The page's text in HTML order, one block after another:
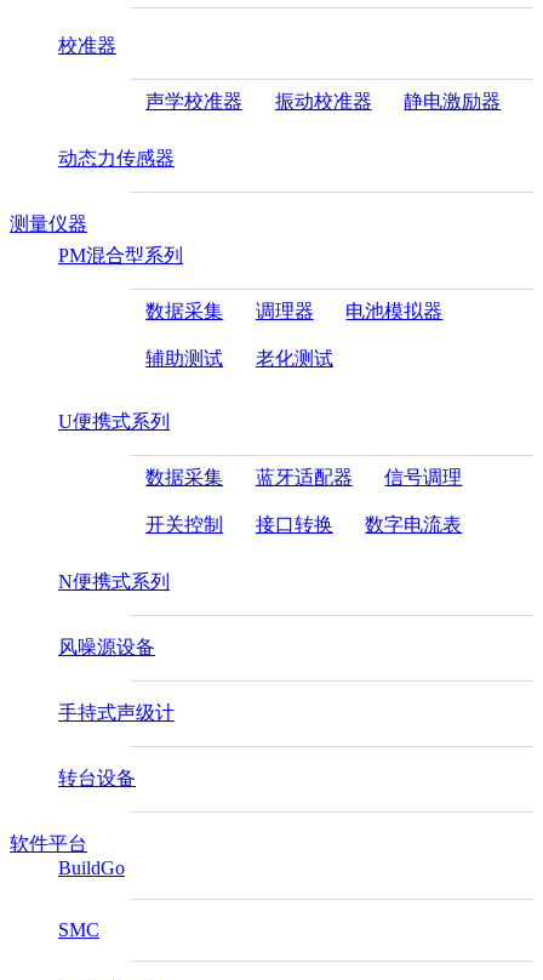
校准器
声学校准器 振动校准器 静电激励器
动态力传感器
测量仪器
PM混合型系列
数据采集 调理器 电池模拟器
辅助测试 老化测试
U便携式系列
数据采集 蓝牙适配器 信号调理
开关控制 接口转换 数字电流表
N便携式系列
风噪源设备
手持式声级计
转台设备
软件平台
BuildGo
SMC